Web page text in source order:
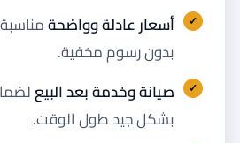
أسعار عادلة وواضحة
بدون رسوم مخفية.
صيانة وخدمة بعد البيع
بشكل جيد طول الوقت.